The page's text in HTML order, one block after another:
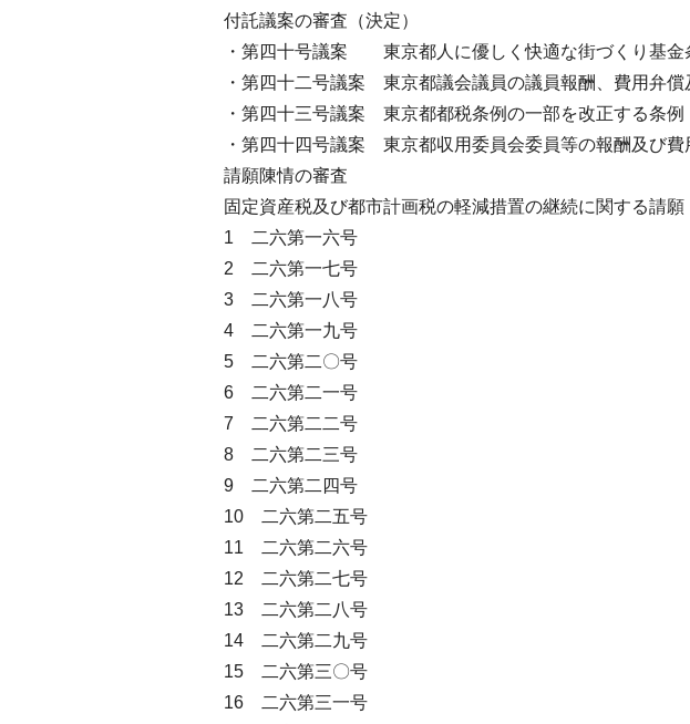
付託議案の審査（決定）
・第四十号議案 東京都人に優しく快適な街づくり基金
・第四十二号議案 東京都議会議員の議員報酬、費用弁
・第四十三号議案 東京都都税条例の一部を改正する条例
・第四十四号議案 東京都収用委員会委員等の報酬及び
請願陳情の審査
固定資産税及び都市計画税の軽減措置の継続に関する請願
1 二六第一六号
2 二六第一七号
3 二六第一八号
4 二六第一九号
5 二六第二〇号
6 二六第二一号
7 二六第二二号
8 二六第二三号
9 二六第二四号
10 二六第二五号
11 二六第二六号
12 二六第二七号
13 二六第二八号
14 二六第二九号
15 二六第三〇号
16 二六第三一号